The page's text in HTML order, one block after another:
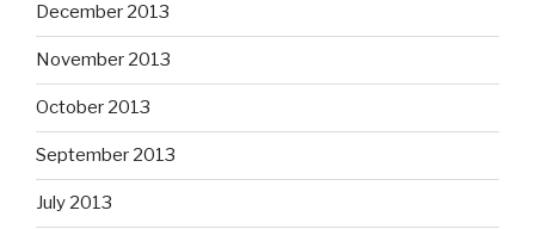
December 2013
November 2013
October 2013
September 2013
July 2013